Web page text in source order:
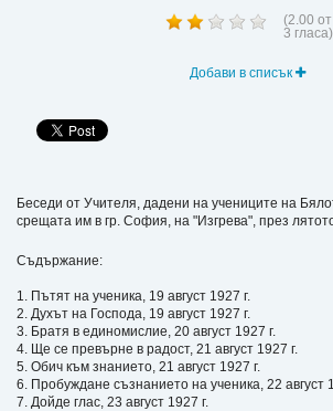
(2.00 от
3 гласа)
Добави в списък
Беседи от Учителя, дадени на учениците на
срещата им в гр. София, на "Изгрева", през
Съдържание:
1. Пътят на ученика, 19 август 1927 г.
2. Духът на Господа, 19 август 1927 г.
3. Братя в единомислие, 20 август 1927 г.
4. Ще се превърне в радост, 21 август 1927 г.
5. Обич към знанието, 21 август 1927 г.
6. Пробуждане съзнанието на ученика, 22 август
7. Дойде глас, 23 август 1927 г.